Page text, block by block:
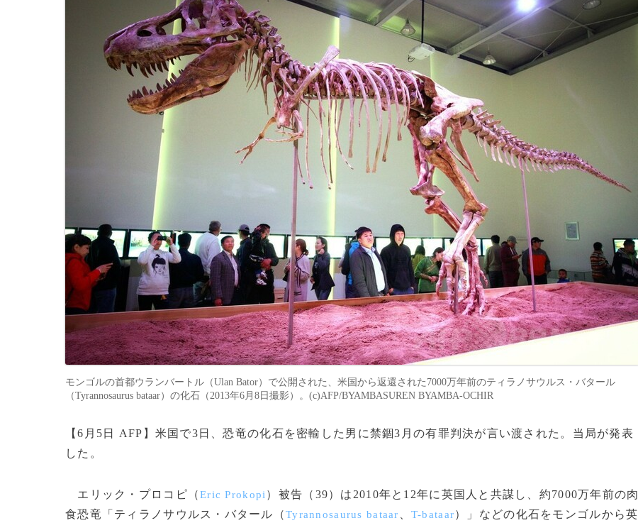
モンゴルの首都ウランバートル（Ulan Bator）で公開された、米国から返還された7000万年前のティラノサウルス・バタール
（Tyrannosaurus bataar）の化石（2013年6月8日撮影）。(c)AFP/BYAMBASUREN BYAMBA-OCHIR
【6月5日 AFP】米国で3日、恐竜の化石を密輸した男に禁錮3月の有罪判決が言い渡された。当局が発表
した。
エリック・プロコピ（Eric Prokopi ）被告（39）は2010年と12年に英国人と共謀し、約7000万年前の肉
食恐竜「ティラノサウルス・バタール（Tyrannosaurus bataar T-bataar）」などの化石をモンゴルから英